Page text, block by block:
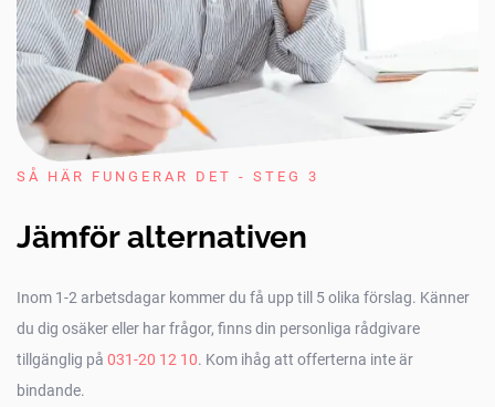
SÅ HÄR FUNGERAR DET - STEG 3
Jämför alternativen
Inom 1-2 arbetsdagar kommer du få upp till 5 olika förslag. Känner
du dig osäker eller har frågor, finns din personliga rådgivare
tillgänglig på 031-20 12 10. Kom ihåg att offerterna inte är
bindande.